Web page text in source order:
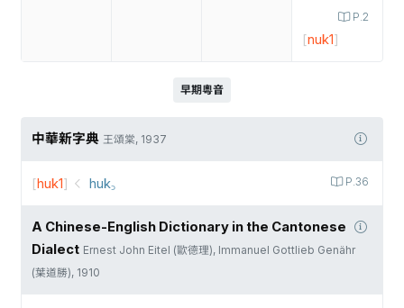
P.2
[nuk1]
早期粵音
中華新字典 王頌棠, 1937
P.36
[huk1] huk꜆
A Chinese-English Dictionary in the Cantonese
Dialect Ernest John Eitel (歐德理), Immanuel Gottlieb Genähr
(葉道勝), 1910